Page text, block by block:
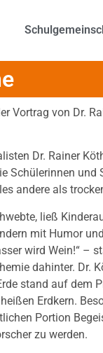
Vortrag von Dr.
Dr. Rainer
Schülerinnen und
andere als
ließ
mit Humor
wird Wein!“ –
dahinter. Dr.
stand auf dem
Erdkern.
Portion
zu werden.